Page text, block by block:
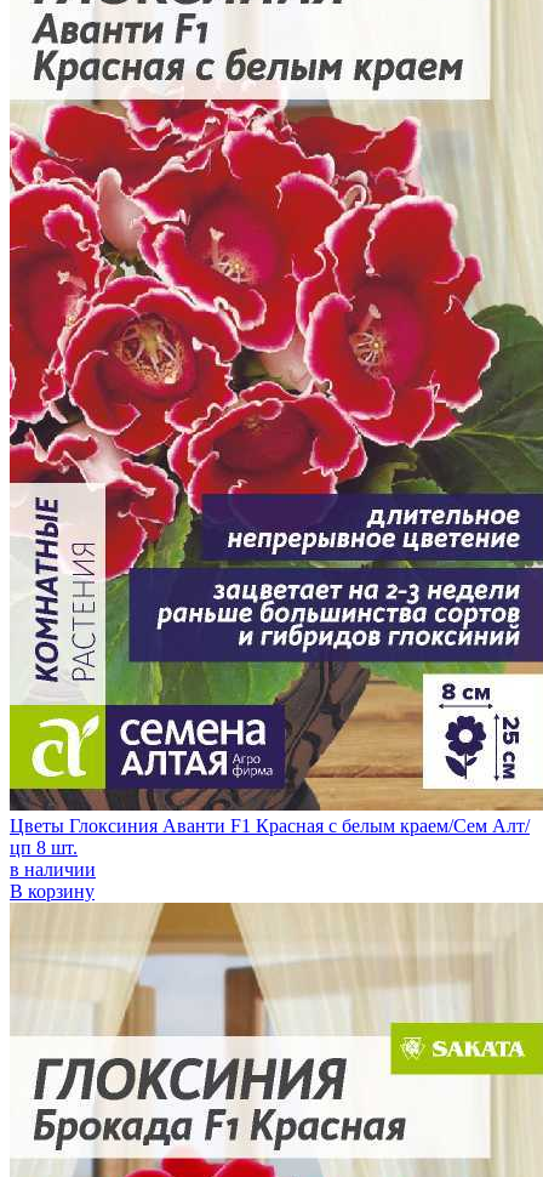
Цветы Глоксиния Аванти F1 Красная с белым краем/Сем Алт/
цп 8 шт.
в наличии
В корзину